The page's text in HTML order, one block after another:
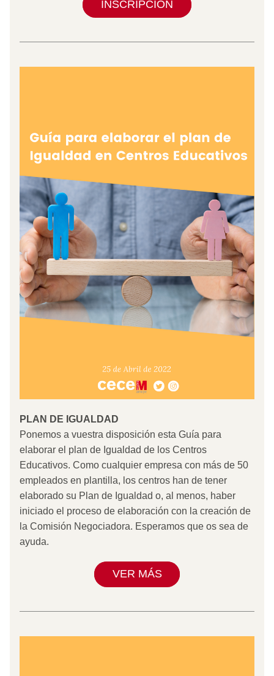
INSCRIPCIÓN
PLAN DE IGUALDAD
Ponemos a vuestra disposición esta Guía para
elaborar el plan de Igualdad de los Centros
Educativos. Como cualquier empresa con más de 50
empleados en plantilla, los centros han de tener
elaborado su Plan de Igualdad o, al menos, haber
iniciado el proceso de elaboración con la creación de
la Comisión Negociadora. Esperamos que os sea de
ayuda.
VER MÁS